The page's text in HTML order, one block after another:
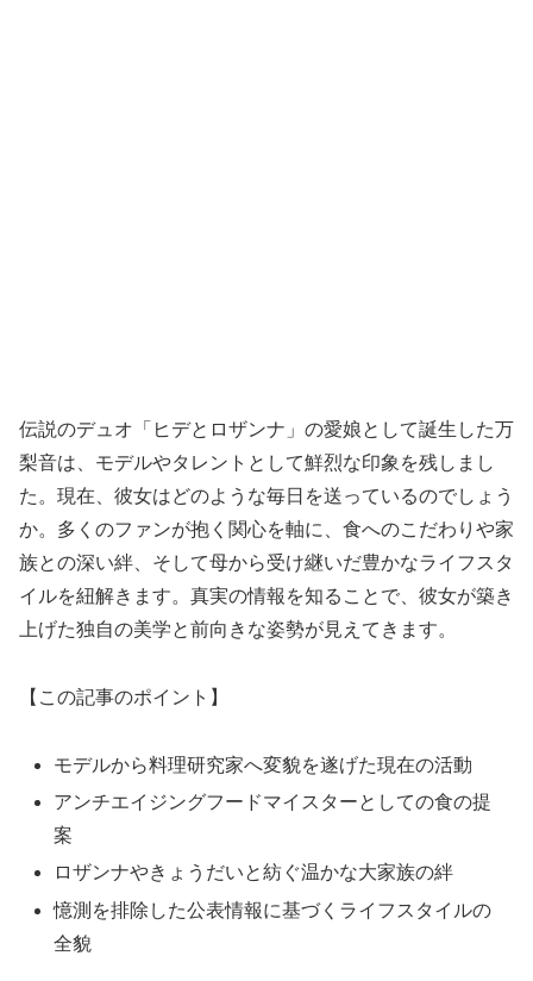
伝説のデュオ「ヒデとロザンナ」の愛娘として誕生した万
梨音は、モデルやタレントとして鮮烈な印象を残しまし
た。現在、彼女はどのような毎日を送っているのでしょう
か。多くのファンが抱く関心を軸に、食へのこだわりや家
族との深い絆、そして母から受け継いだ豊かなライフスタ
イルを紐解きます。真実の情報を知ることで、彼女が築き
上げた独自の美学と前向きな姿勢が見えてきます。
【この記事のポイント】
モデルから料理研究家へ変貌を遂げた現在の活動
アンチエイジングフードマイスターとしての食の提
案
ロザンナやきょうだいと紡ぐ温かな大家族の絆
憶測を排除した公表情報に基づくライフスタイルの
全貌